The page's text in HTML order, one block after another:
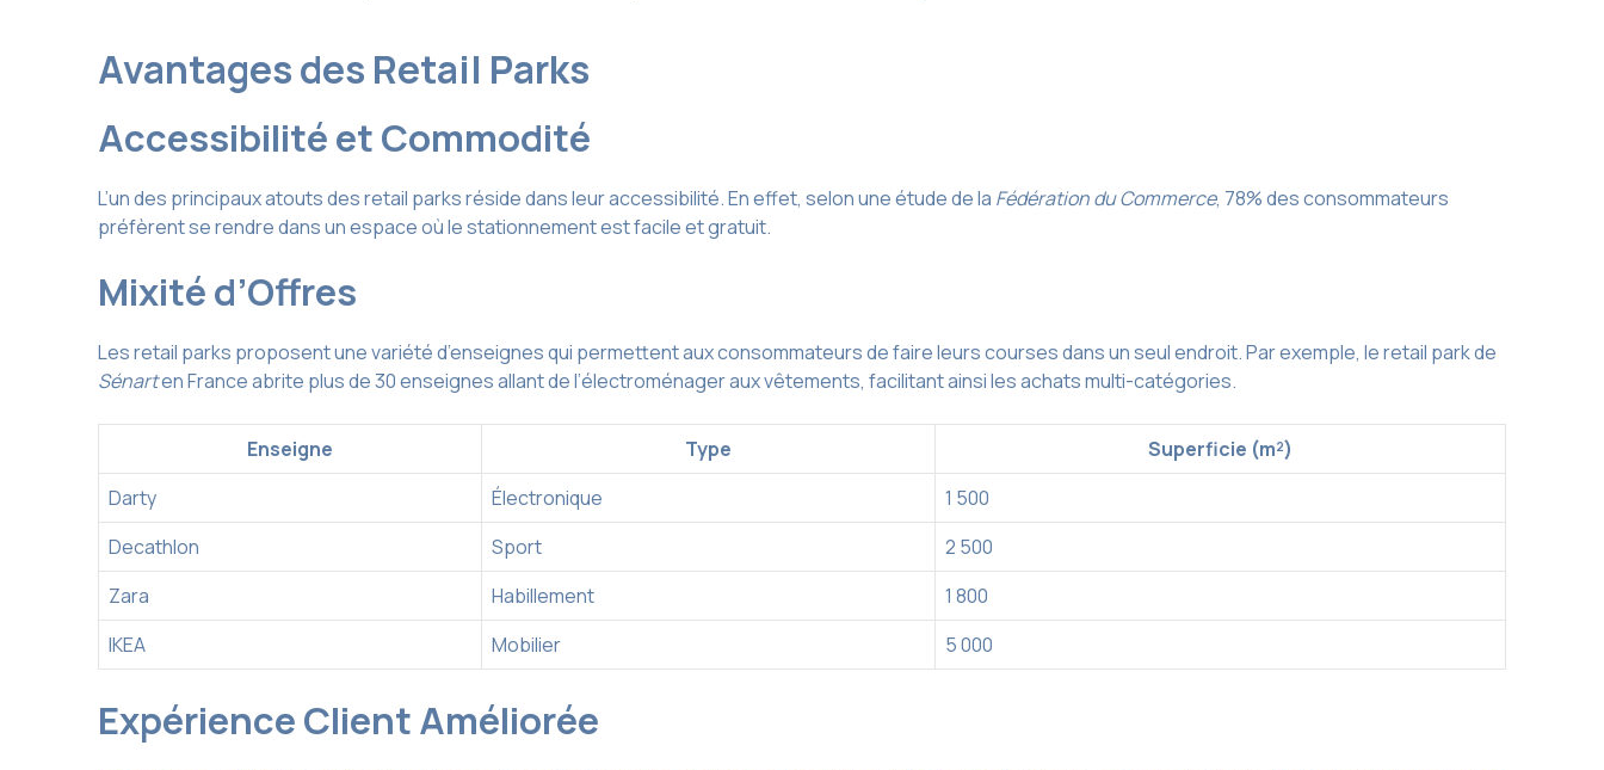
Avantages des Retail Parks
Accessibilité et Commodité
L’un des principaux atouts des retail parks réside dans leur accessibilité. En effet, selon une étude de la Fédération du Commerce, 78% des consommateurs
préfèrent se rendre dans un espace où le stationnement est facile et gratuit.
Mixité d’Offres
Les retail parks proposent une variété d’enseignes qui permettent aux consommateurs de faire leurs courses dans un seul endroit. Par exemple, le retail park de
Sénarten France abrite plus de 30 enseignes allant de l’électroménager aux vêtements, facilitant ainsi les achats multi-catégories.
Enseigne Type
Superficie (m²)
Darty
Électronique
1 500
Decathlon
Sport
2 500
Zara
Habillement
1 800
IKEA
Mobilier 5 000
Expérience Client Améliorée